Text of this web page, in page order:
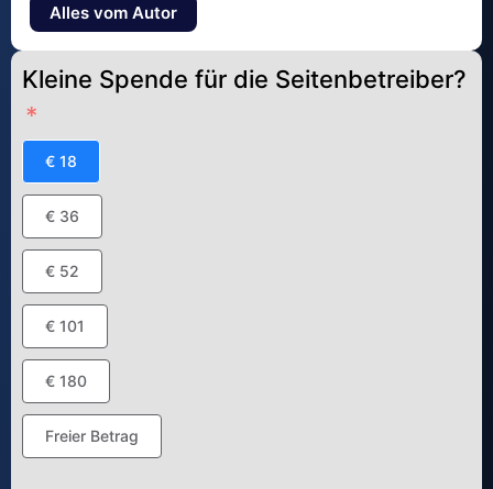
Alles vom Autor
Kleine Spende für die Seitenbetreiber?
€ 18
€ 36
€ 52
€ 101
€ 180
Freier Betrag